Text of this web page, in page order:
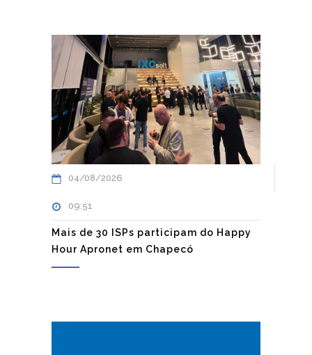
04/08/2026
09:51
Mais de 30 ISPs participam do Happy
Hour Apronet em Chapecó